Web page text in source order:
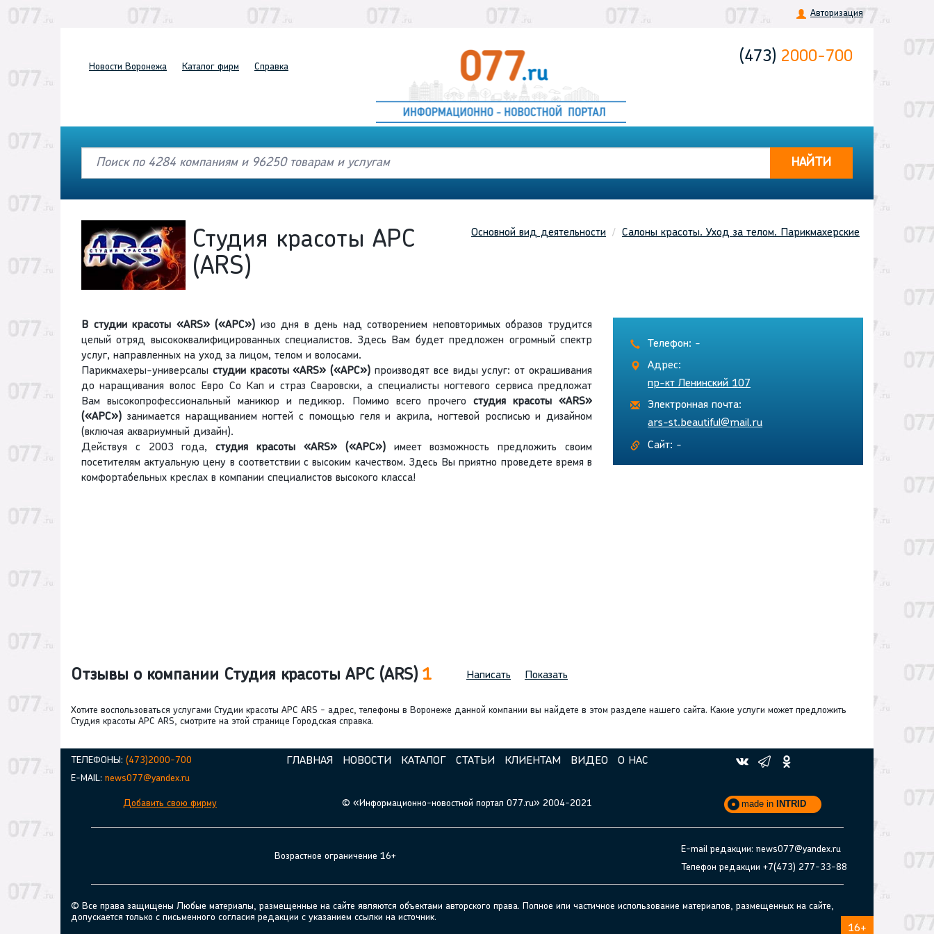
Авторизация
Новости Воронежа Каталог фирм Справка
(473) 2000-700
НАЙТИ
Основной вид деятельности Салоны красоты. Уход за телом. Парикмахерские
Студия красоты АРС
(ARS)
В студии красоты «ARS» («АРС») изо дня в день над сотворением неповторимых образов трудится
целый отряд высококвалифицированных специалистов. Здесь Вам будет предложен огромный спектр
услуг, направленных на уход за лицом, телом и волосами.
Парикмахеры-универсалы студии красоты «ARS» («АРС») производят все виды услуг: от окрашивания
до наращивания волос Евро Со Кап и страз Сваровски, а специалисты ногтевого сервиса предложат
Вам высокопрофессиональный маникюр и педикюр. Помимо всего прочего студия красоты «ARS»
(«АРС») занимается наращиванием ногтей с помощью геля и акрила, ногтевой росписью и дизайном
(включая аквариумный дизайн).
Действуя с 2003 года,студия красоты «ARS» («АРС»)имеет возможность предложить своим
посетителям актуальную цену в соответствии с высоким качеством. Здесь Вы приятно проведете время в
комфортабельных креслах в компании специалистов высокого класса!
Телефон: -
Адрес:
пр-кт Ленинский 107
Электронная почта:
ars-st.beautiful@mail.ru
Сайт: -
Отзывы о компании Студия красоты АРС (ARS) 1 Написать Показать
Хотите воспользоваться услугами Студии красоты АРС ARS - адрес, телефоны в Воронеже данной компании вы найдете в этом разделе нашего сайта. Какие услуги может предложить
Студия красоты АРС ARS, смотрите на этой странице Городская справка.
ТЕЛЕФОНЫ: (473)2000-700
E-MAIL: news077@yandex.ru
Добавить свою фирму
ГЛАВНАЯ НОВОСТИ КАТАЛОГ СТАТЬИ КЛИЕНТАМ ВИДЕО О НАС
© «Информационно-новостной портал 077.ru» 2004-2021 made in INTRID
Возрастное ограничение 16+
E-mail редакции: news077@yandex.ru
Телефон редакции +7(473) 277-33-88
© Все права защищены Любые материалы, размещенные на сайте являются объектами авторского права. Полное или частичное использование материалов, размещенных на сайте,
допускается только с письменного согласия редакции с указанием ссылки на источник.
16+